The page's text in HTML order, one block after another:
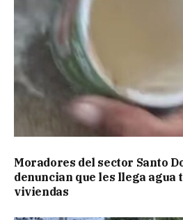
Moradores del sector Santo
denuncian que les llega agua
viviendas